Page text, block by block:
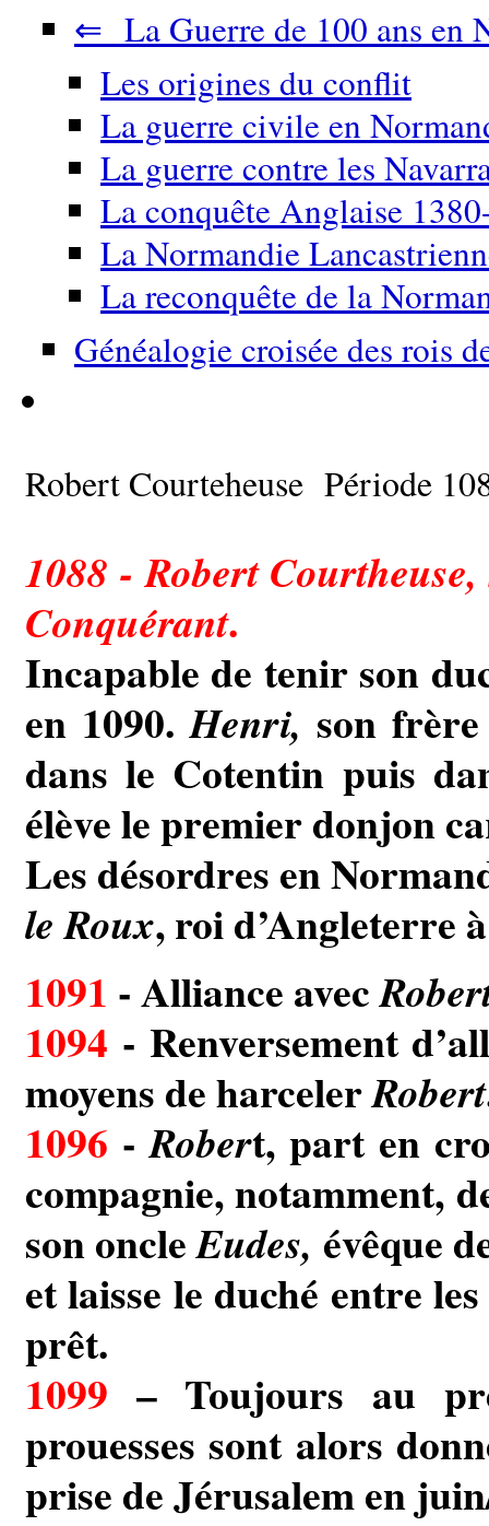
⇐ La Guerre de 100 ans en
Les origines du conflit
La guerre civile en
La guerre contre les
La conquête Anglaise
La Normandie
La reconquête de la
Généalogie croisée des rois
Robert Courteheuse Période
1088 - Robert
Conquérant.
Incapable de tenir son
en 1090.Henri, son
dans le Cotentin puis
élève le premier donjon
Les désordres en
le Roux, roi d’Angleterre
1091 - Alliance avec
1094 - Renversement
moyens de harcelerRobert
1096 -Robert, part en
compagnie, notamment,
son oncleEudes, évêque
et laisse le duché entre
prêt.
1099 – Toujours au
prouesses sont alors
prise de Jérusalem en